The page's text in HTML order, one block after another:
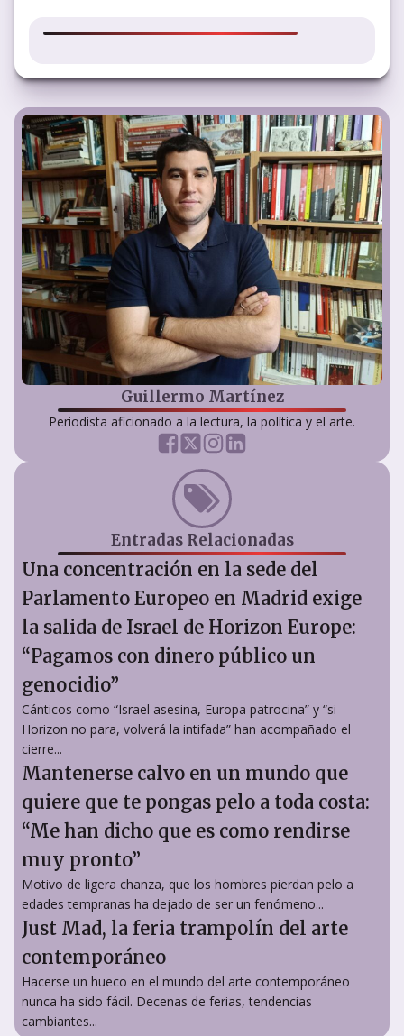
Guillermo Martínez
Periodista aficionado a la lectura, la política y el arte.
Entradas Relacionadas
Una concentración en la sede del
Parlamento Europeo en Madrid exige
la salida de Israel de Horizon Europe:
“Pagamos con dinero público un
genocidio”
Cánticos como “Israel asesina, Europa patrocina” y “si
Horizon no para, volverá la intifada” han acompañado el
cierre...
Mantenerse calvo en un mundo que
quiere que te pongas pelo a toda costa:
“Me han dicho que es como rendirse
muy pronto”
Motivo de ligera chanza, que los hombres pierdan pelo a
edades tempranas ha dejado de ser un fenómeno...
Just Mad, la feria trampolín del arte
contemporáneo
Hacerse un hueco en el mundo del arte contemporáneo
nunca ha sido fácil. Decenas de ferias, tendencias
cambiantes...